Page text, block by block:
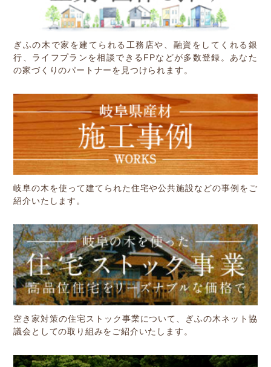
ぎふの木で家を建てられる工務店や、融資をしてくれる銀
行、ライフプランを相談できるFPなどが多数登録。あなた
の家づくりのパートナーを見つけられます。
岐阜の木を使って建てられた住宅や公共施設などの事例をご
紹介いたします。
空き家対策の住宅ストック事業について、ぎふの木ネット協
議会としての取り組みをご紹介いたします。